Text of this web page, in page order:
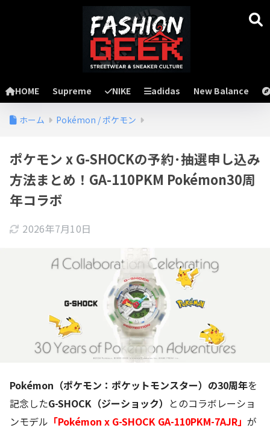
HOME Supreme NIKE adidas New Balance
ホーム Pokémon / ポケモン
ポケモン x G-SHOCKの予約･抽選申し込み
方法まとめ！GA-110PKM Pokémon30周
年コラボ
2026年7月10日
Pokémon（ポケモン：ポケットモンスター）の30周年を
記念したG-SHOCK（ジーショック） とのコラボレーショ
ンモデル 「Pokémon x G-SHOCK GA-110PKM-7AJR」 が